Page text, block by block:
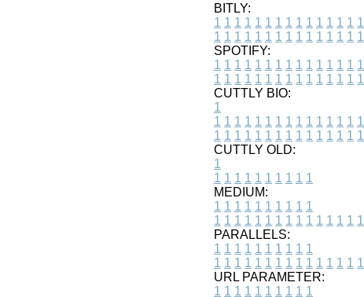
BITLY:
1 1 1 1 1 1 1 1 1 1 1 1 1 1 1
1 1 1 1 1 1 1 1 1 1 1 1 1 1 1
SPOTIFY:
1 1 1 1 1 1 1 1 1 1 1 1 1 1 1
1 1 1 1 1 1 1 1 1 1 1 1 1 1 1
CUTTLY BIO:
1
1 1 1 1 1 1 1 1 1 1 1 1 1 1 1
1 1 1 1 1 1 1 1 1 1 1 1 1 1 1
CUTTLY OLD:
1
1 1 1 1 1 1 1 1 1 1
MEDIUM:
1 1 1 1 1 1 1 1 1 1
1 1 1 1 1 1 1 1 1 1 1 1 1 1 1
PARALLELS:
1 1 1 1 1 1 1 1 1 1
1 1 1 1 1 1 1 1 1 1 1 1 1 1 1
URL PARAMETER:
1 1 1 1 1 1 1 1 1 1